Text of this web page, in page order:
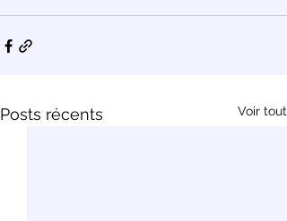
Posts récents Voir tout